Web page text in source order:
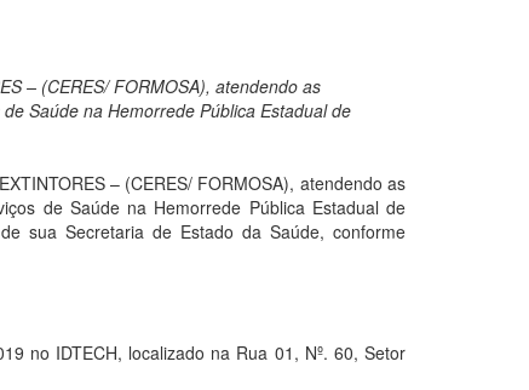
– (CERES/ FORMOSA), atendendo as
Saúde na Hemorrede Pública Estadual de
– (CERES/ FORMOSA), atendendo as
de Saúde na Hemorrede Pública Estadual de
sua Secretaria de Estado da Saúde, conforme
no IDTECH, localizado na Rua 01, Nº. 60, Setor